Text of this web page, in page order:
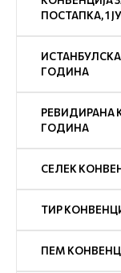
ПОСТАПКА, 1
ИСТАНБУЛСКА
ГОДИНА
РЕВИДИРАНА
ГОДИНА
СЕЛЕК
ТИР
ПEM